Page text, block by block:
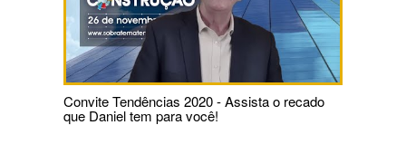
Convite Tendências 2020 - Assista o recado
que Daniel tem para você!